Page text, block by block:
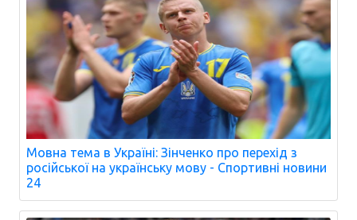
Мовна тема в Україні: Зінченко про перехід з
російської на українську мову - Спортивні новини
24